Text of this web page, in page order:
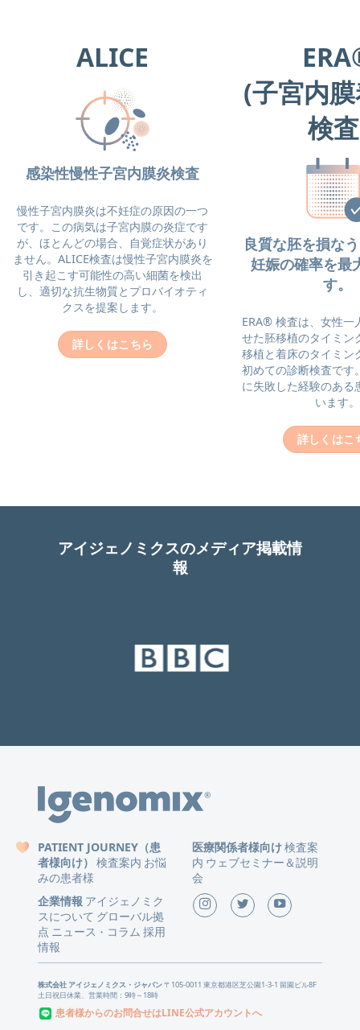
ALICE
感染性慢性子宮内膜炎検査
慢性子宮内膜炎は不妊症の原因の一つ
です。この病気は子宮内膜の炎症です
が、ほとんどの場合、自覚症状があり
ません。ALICE検査は慢性子宮内膜炎を
引き起こす可能性の高い細菌を検出
し、適切な抗生物質とプロバイオティ
クスを提案します。
詳しくはこちら
(子宮内
検
良質な胚を損な
妊娠の確率を最
す。
ERA® 検査は、女性一
せた胚移植のタイミン
移植と着床のタイミン
初めての診断検査です
に失敗した経験のある
います。
詳しくはこ
アイジェノミクスのメディア掲載情
報
PATIENT JOURNEY（患
者様向け） 検査案内 お悩
みの患者様
医療関係者様向け検査案
内 ウェブセミナー＆説明
会
企業情報 アイジェノミク
スについて グローバル拠
点 ニュース ・ コラム 採用
情報
株式会社 アイジェノミクス・ジャパン〒105-0011 東京都港区芝公園1-3-1 留園ビル8F
土日祝日休業、営業時間：9時～18時
患者様からのお問合せはLINE公式アカウントへ